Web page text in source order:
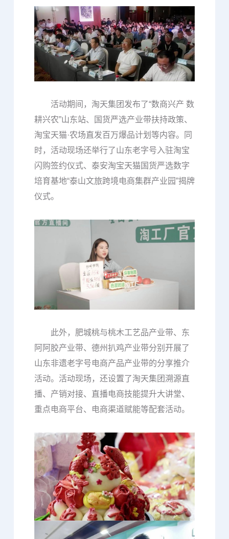
活动期间，淘天集团发布了“数商兴产 数
耕兴农”山东站、国货严选产业带扶持政策、
淘宝天猫·农场直发百万爆品计划等内容。同
时，活动现场还举行了山东老字号入驻淘宝
闪购签约仪式、泰安淘宝天猫国货严选数字
培育基地“泰山文旅跨境电商集群产业园”揭牌
仪式。
此外，肥城桃与桃木工艺品产业带、东
阿阿胶产业带、德州扒鸡产业带分别开展了
山东非遗老字号电商产品产业带的分享推介
活动。活动现场，还设置了淘天集团溯源直
播、产销对接、直播电商技能提升大讲堂、
重点电商平台、电商渠道赋能等配套活动。